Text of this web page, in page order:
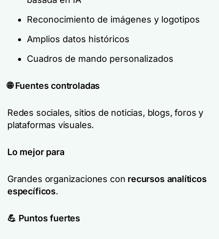
Reconocimiento de imágenes y logotipos
Amplios datos históricos
Cuadros de mando personalizados
🌐 Fuentes controladas
Redes sociales, sitios de noticias, blogs, foros y
plataformas visuales.
Lo mejor para
Grandes organizaciones con recursos analíticos
específicos.
💪 Puntos fuertes